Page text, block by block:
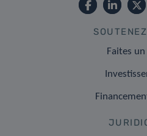
Faites